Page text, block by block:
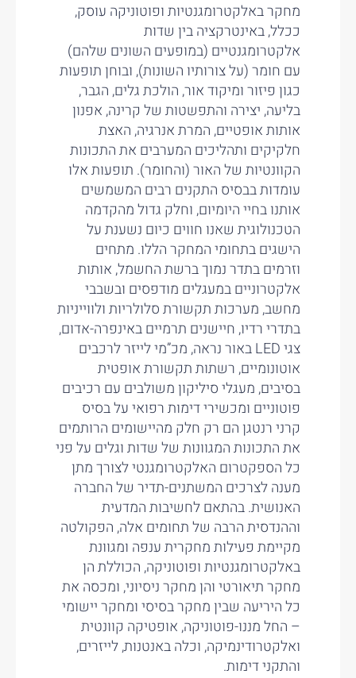
מחקר באלקטרומגנטיות ופוטוניקה עוסק,
ככלל, באינטרקציה בין שדות
אלקטרומגנטיים (במופעים השונים שלהם)
עם חומר (על צורותיו השונות), ובוחן תופעות
כגון פיזור ומיקוד אור, הולכת גלים, הגבר,
בליעה, יצירה והתפשטות של קרינה, אפנון
אותות אופטיים, המרת אנרגיה, האצת
חלקיקים ותהליכים המערבים את התכונות
הקוונטיות של האור (והחומר). תופעות אלו
עומדות בבסיס התקנים רבים המשמשים
אותנו בחיי היומיום, וחלק גדול מהקדמה
הטכנולוגית שאנו חווים כיום נשענת על
הישגים בתחומי המחקר הללו. מתחים
וזרמים בתדר נמוך ברשת החשמל, אותות
אלקטרוניים במעגלים מודפסים ובשבבי
מחשב, מערכות תקשורת סלולריות ולווייניות
בתדרי רדיו, חיישנים תרמיים באינפרה-אדום,
צגי LED באור נראה, מכ”מי לייזר לרכבים
אוטונומיים, רשתות תקשורת אופטית
בסיבים, מעגלי סיליקון משולבים עם רכיבים
פוטוניים ומכשירי דימות רפואי על בסיס
קרני רנטגן הם רק חלק מהיישומים הרותמים
את התכונות המגוונות של שדות וגלים על פני
כל הספקטרום האלקטרומגנטי לצורך מתן
מענה לצרכים המשתנים-תדיר של החברה
האנושית. בהתאם לחשיבות המדעית
וההנדסית הרבה של תחומים אלה, הפקולטה
מקיימת פעילות מחקרית ענפה ומגוונת
באלקטרומגנטיות ופוטוניקה, הכוללת הן
מחקר תיאורטי והן מחקר ניסיוני, ומכסה את
כל היריעה שבין מחקר בסיסי ומחקר יישומי
– החל מננו-פוטוניקה, אופטיקה קוונטית
ואלקטרודינמיקה, וכלה באנטנות, לייזרים,
והתקני דימות.